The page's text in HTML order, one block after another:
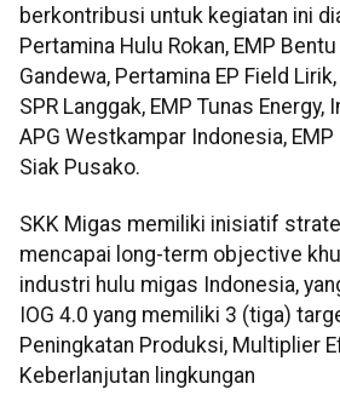
berkontribusi untuk kegiatan ini
Pertamina Hulu Rokan, EMP
Gandewa, Pertamina EP Field
SPR Langgak, EMP Tunas Energy,
APG Westkampar Indonesia, EMP
Siak Pusako.
SKK Migas memiliki inisiatif
mencapai long-term objective
industri hulu migas Indonesia,
IOG 4.0 yang memiliki 3 (tiga)
Peningkatan Produksi, Multiplier
Keberlanjutan lingkungan